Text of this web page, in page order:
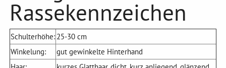
Rassekennzeichen
Schulterhöhe: 25-30 cm
Winkelung:
gut gewinkelte Hinterhand